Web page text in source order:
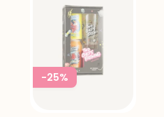
-25%